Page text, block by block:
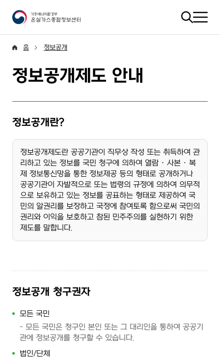
홈 정보공개
정보공개제도 안내
정보공개란?
정보공개제도란 공공기관이 직무상 작성 또는 취득하여 관
리하고 있는 정보를 국민 청구에 의하여 열람 · 사본 · 복
제 정보통신망을 통한 정보제공 등의 형태로 공개하거나
공공기관이 자발적으로 또는 법령의 규정에 의하여 의무적
으로 보유하고 있는 정보를 공표하는 형태로 제공하여 국
민의 알권리를 보장하고 국정에 참여토록 함으로써 국민의
권리와 이익을 보호하고 참된 민주주의를 실현하기 위한
제도를 말합니다.
정보공개 청구권자
모든 국민
모든 국민은 청구인 본인 또는 그 대리인을 통하여 공공기
관에 정보공개를 청구할 수 있습니다.
법인/단체